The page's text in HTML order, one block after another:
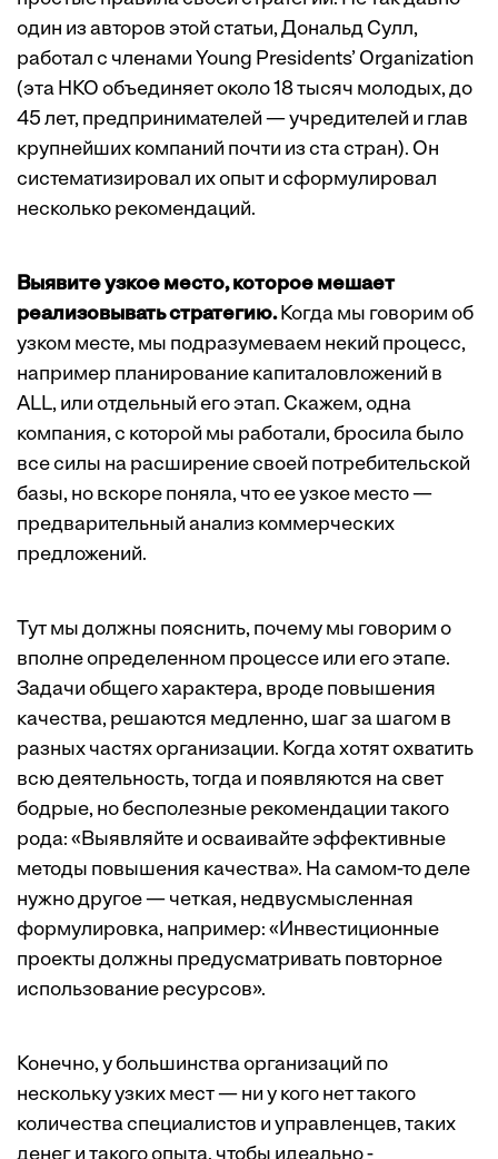
один из авторов этой статьи, Дональд Сулл,
работал с членами Young Presidents’ Organization
(эта НКО объединяет около 18 тысяч молодых, до
45 лет, предпринимателей — учредителей и глав
крупнейших компаний почти из ста стран). Он
систематизировал их опыт и сформулировал
несколько рекомендаций.
Выявите узкое место, которое мешает
реализовывать стратегию.Когда мы говорим об
узком месте, мы подразумеваем некий процесс,
например планирование капиталовложений в
ALL, или отдельный его этап. Скажем, одна
компания, с которой мы работали, бросила было
все силы на расширение своей потребительской
базы, но вскоре поняла, что ее узкое место —
предварительный анализ коммерческих
предложений.
Тут мы должны пояснить, почему мы говорим о
вполне определенном процессе или его этапе.
Задачи общего характера, вроде повышения
качества, решаются медленно, шаг за шагом в
разных частях организации. Когда хотят охватить
всю деятельность, тогда и появляются на свет
бодрые, но бесполезные рекомендации такого
рода: «Выявляйте и осваивайте эффективные
методы повышения качества». На самом-то деле
нужно другое — четкая, недвусмысленная
формулировка, например: «Инвестиционные
проекты должны предусматривать повторное
использование ресурсов».
Конечно, у большинства организаций по
нескольку узких мест — ни у кого нет такого
количества специалистов и управленцев, таких